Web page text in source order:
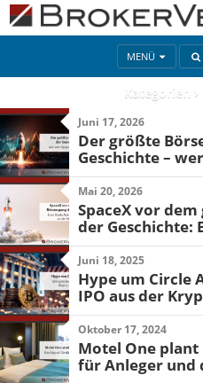
MENÜ
Kategorien ›
Juni 17, 2026
Der größte
Geschichte –
profitiert
Mai 20, 2026
SpaceX vor
der Geschichte:
zündet auch an
Juni 18, 2025
Hype um Circle
IPO aus der
Oktober 17, 2024
Motel One plant
für Anleger und